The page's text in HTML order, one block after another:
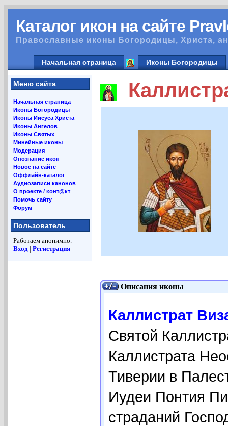
Каталог икон на сайте
Православные иконы Богородицы, Христа,
Начальная страница Иконы Богородицы
Меню сайта
Начальная страница
Иконы Богородицы
Иконы Иисуса Христа
Иконы Ангелов
Иконы Святых
Минейные иконы
Модерация
Опознание икон
Новое на сайте
Оффлайн-каталог
Аудиозаписи канонов
О проекте / конт@кт
Помочь сайту
Форум
Пользователь
Работаем анонимно.
Вход | Регистрация
Описания иконы
Каллистрат
Святой
Каллистрата
Тиверии в
Иудеи Понтия
страданий